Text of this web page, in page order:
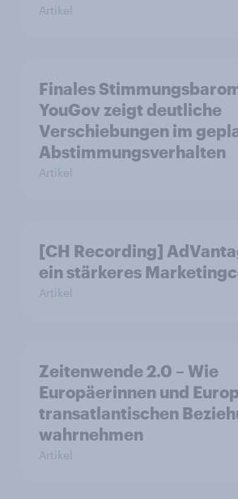
Artikel
Finales
YouGov zeigt deutliche
Verschiebungen im
Abstimmungsverhalten
Artikel
[CH Recording]
ein stärkeres
Artikel
Zeitenwende 2.0 – Wie
Europäerinnen und
transatlantischen
wahrnehmen
Artikel